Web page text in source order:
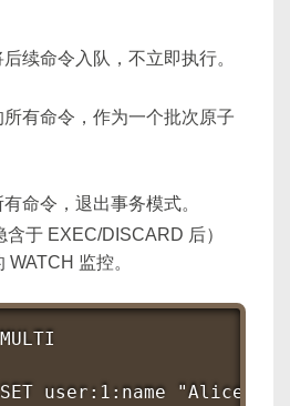
续命令入队，不立即执行。
有命令，作为一个批次原子
命令，退出事务模式。
含于 EXEC/DISCARD 后）
监控。
user:1:name "Alice"